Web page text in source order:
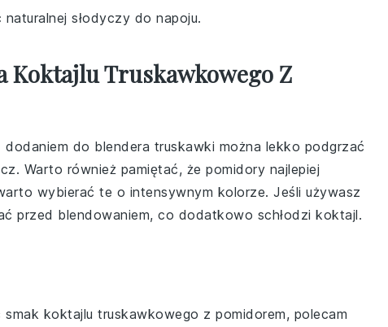
słodyczy do napoju.
Koktajlu Truskawkowego Z
do blendera truskawki można lekko podgrzać
Warto również pamiętać, że pomidory najlepiej
wybierać te o intensywnym kolorze. Jeśli używasz
przed blendowaniem, co dodatkowo schłodzi koktajl.
smak koktajlu truskawkowego z pomidorem, polecam